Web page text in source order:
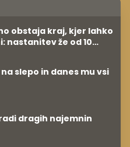
obstaja kraj, kjer lahko
nastanitev že od 10
slepo in danes mu vsi
dragih najemnin